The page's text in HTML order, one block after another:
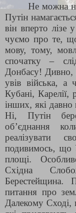
Не можна
Путін
він вперто лізе
чуємо про те, що
мову, тому,
спочатку –
Донбасу! Дивно,
увів війська, а
Кубані, Карелії,
інших, які давно
Ні, Путін
об’єднання
реалізувати
подивимось, що
площі.
Східна
Берестейщина.
питання про
Далекому Сході,